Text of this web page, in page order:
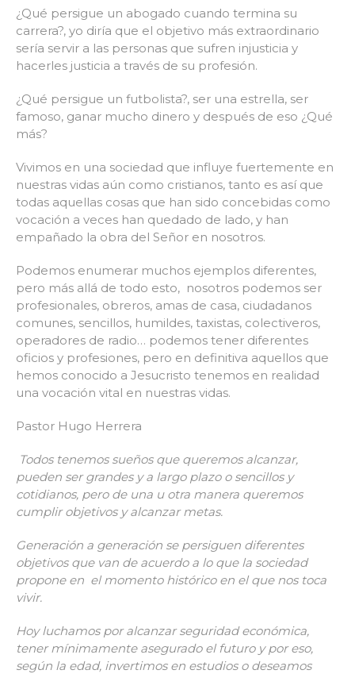
¿Qué persigue un abogado cuando termina su
carrera?, yo diría que el objetivo más extraordinario
sería servir a las personas que sufren injusticia y
hacerles justicia a través de su profesión.
¿Qué persigue un futbolista?, ser una estrella, ser
famoso, ganar mucho dinero y después de eso ¿Qué
más?
Vivimos en una sociedad que influye fuertemente en
nuestras vidas aún como cristianos, tanto es así que
todas aquellas cosas que han sido concebidas como
vocación a veces han quedado de lado, y han
empañado la obra del Señor en nosotros.
Podemos enumerar muchos ejemplos diferentes,
pero más allá de todo esto, nosotros podemos ser
profesionales, obreros, amas de casa, ciudadanos
comunes, sencillos, humildes, taxistas, colectiveros,
operadores de radio… podemos tener diferentes
oficios y profesiones, pero en definitiva aquellos que
hemos conocido a Jesucristo tenemos en realidad
una vocación vital en nuestras vidas.
Pastor Hugo Herrera
Todos tenemos sueños que queremos alcanzar,
pueden ser grandes y a largo plazo o sencillos y
cotidianos, pero de una u otra manera queremos
cumplir objetivos y alcanzar metas.
Generación a generación se persiguen diferentes
objetivos que van de acuerdo a lo que la sociedad
propone en el momento histórico en el que nos toca
vivir.
Hoy luchamos por alcanzar seguridad económica,
tener mínimamente asegurado el futuro y por eso,
según la edad, invertimos en estudios o deseamos